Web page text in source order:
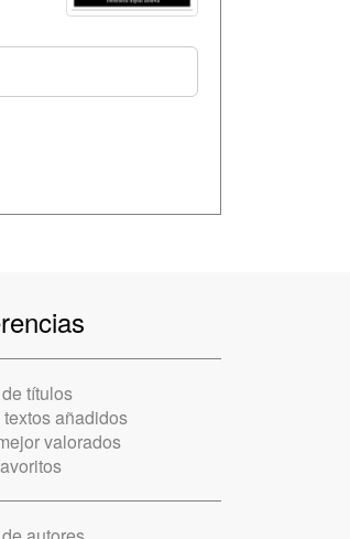
títulos
añadidos
valorados